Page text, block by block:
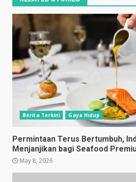
Berita Terkini Gaya Hidup
Permintaan Terus Bertumbuh,
Menjanjikan bagi Seafood
May 8, 2026